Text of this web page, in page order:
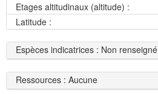
Etages altitudinaux (altitude) :
Latitude :
Espèces indicatrices : Non renseigné
Ressources : Aucune